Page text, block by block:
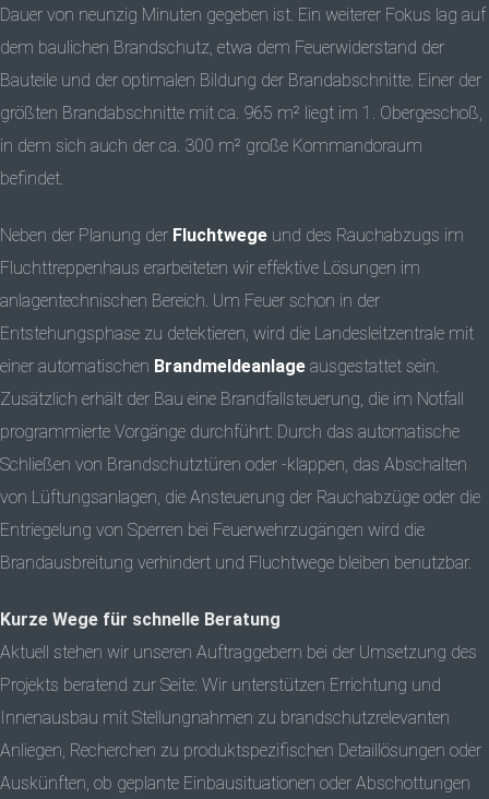
Dauer von neunzig Minuten gegeben ist. Ein weiterer Fokus lag auf
dem baulichen Brandschutz, etwa dem Feuerwiderstand der
Bauteile und der optimalen Bildung der Brandabschnitte. Einer der
größten Brandabschnitte mit ca. 965 m² liegt im 1. Obergeschoß,
in dem sich auch der ca. 300 m² große Kommandoraum
befindet.
Neben der Planung der Fluchtwege und des Rauchabzugs im
Fluchttreppenhaus erarbeiteten wir effektive Lösungen im
anlagentechnischen Bereich. Um Feuer schon in der
Entstehungsphase zu detektieren, wird die Landesleitzentrale mit
einer automatischen Brandmeldeanlage ausgestattet sein.
Zusätzlich erhält der Bau eine Brandfallsteuerung, die im Notfall
programmierte Vorgänge durchführt: Durch das automatische
Schließen von Brandschutztüren oder -klappen, das Abschalten
von Lüftungsanlagen, die Ansteuerung der Rauchabzüge oder die
Entriegelung von Sperren bei Feuerwehrzugängen wird die
Brandausbreitung verhindert und Fluchtwege bleiben benutzbar.
Kurze Wege für schnelle Beratung
Aktuell stehen wir unseren Auftraggebern bei der Umsetzung des
Projekts beratend zur Seite: Wir unterstützen Errichtung und
Innenausbau mit Stellungnahmen zu brandschutzrelevanten
Anliegen, Recherchen zu produktspezifischen Detaillösungen oder
Auskünften, ob geplante Einbausituationen oder Abschottungen